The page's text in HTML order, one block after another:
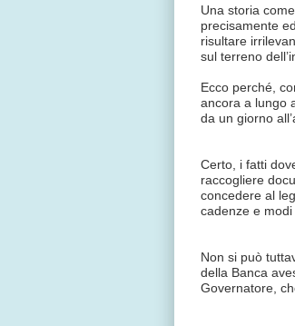
Una storia
precisamente
risultare
sul terreno
Ecco perché,
ancora a lungo
da un giorno
Certo, i fatti
raccogliere
concedere al
cadenze e
Non si può
della Banca
Governatore,